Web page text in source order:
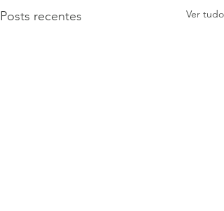
Posts recentes Ver tudo